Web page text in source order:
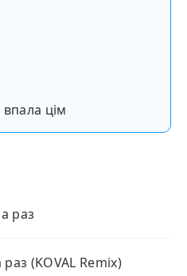
цім
раз
(KOVAL Remix)